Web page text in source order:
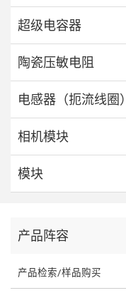
超级电容器
陶瓷压敏电阻
电感器（扼流线圈）
相机模块
模块
产品阵容
产品检索/样品购买